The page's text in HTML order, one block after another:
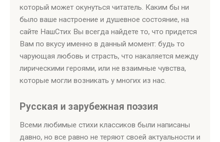
который может окунуться читатель. Каким бы ни
было ваше настроение и душевное состояние, на
сайте НашСтих Вы всегда найдете то, что придется
Вам по вкусу именно в данный момент: будь то
чарующая любовь и страсть, что накаляется между
лирическими героями, или не взаимные чувства,
которые могли возникать у многих из нас.
Русская и зарубежная поэзия
Всеми любимые стихи классиков были написаны
давно, но все равно не теряют своей актуальности и